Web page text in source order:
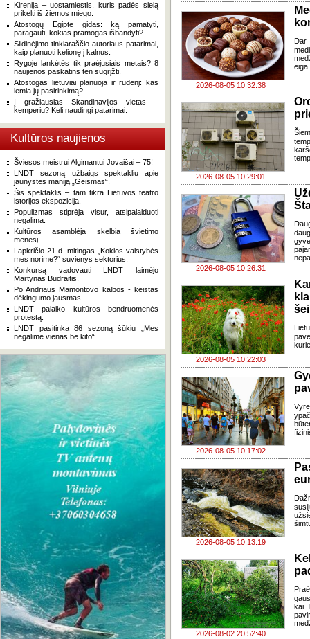
Kirenija – uostamiestis, kuris padės sielą
prikelti iš žiemos miego.
Atostogų Egipte gidas: ką pamatyti,
paragauti, kokias pramogas išbandyti?
Slidinėjimo tinklaraščio autoriaus patarimai,
kaip planuoti kelionę į kalnus.
Rygoje lankėtės tik praėjusiais metais? 8
naujienos paskatins ten sugrįžti.
Atostogas lietuviai planuoja ir rudenį: kas
lemia jų pasirinkimą?
Į gražiausias Skandinavijos vietas –
kemperiu? Keli naudingi patarimai.
Kultūros naujienos
Šviesos meistrui Algimantui Jovaišai – 75!
LNDT sezoną užbaigs spektakliu apie
jaunystės maniją „Geismas“.
Šis spektaklis – tam tikra Lietuvos teatro
istorijos ekspozicija.
Populizmas stiprėja visur, atsipalaiduoti
negalima.
Kultūros asamblėja skelbia švietimo
mėnesį.
Lapkričio 21 d. mitingas „Kokios valstybės
mes norime?“ suvienys sektorius.
Konkursą vadovauti LNDT laimėjo
Martynas Budraitis.
Po Andriaus Mamontovo kalbos - keistas
dėkingumo jausmas.
LNDT palaiko kultūros bendruomenės
protestą.
LNDT pasitinka 86 sezoną šūkiu „Mes
negalime vienas be kito“.
2026-08-05 10:32:38
Dar
2026-08-05 10:29:01
2026-08-05 10:26:31
2026-08-05 10:22:03
2026-08-05 10:17:02
2026-08-05 10:13:19
2026-08-02 20:52:40
kai